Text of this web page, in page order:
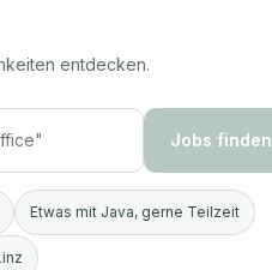
entdecken.
Jobs finden
Etwas mit Java, gerne Teilzeit